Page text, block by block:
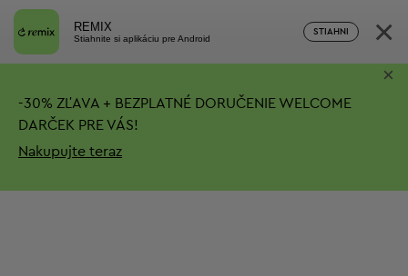
REMIX
Stiahnite si aplikáciu pre Android
STIAHNI ×
-30% ZĽAVA + BEZPLATNÉ DORUČENIE WELCOME
DARČEK PRE VÁS!
Nakupujte teraz
×